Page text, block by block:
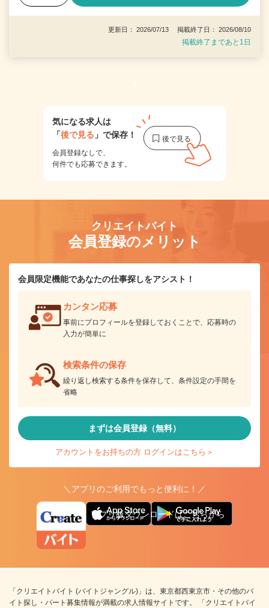
更新日： 2026/07/13 掲載終了日： 2026/08/10
掲載終了まであと1日
1
気になる求人は
「後で見る 」で保存！
会員登録なしで、
何件でも応募できます。
クリエイトバイト
会員登録のメリット
会員限定機能であなたの仕事探しをアシスト！
カンタン応募
事前にプロフィールを登録しておくことで、応募時の
入力が簡単に
検索条件の保存
繰り返し検索する条件を保存して、条件設定の手間を
省略
まずは会員登録（無料）
アカウントをお持ちの方 ログインはこちら＞
＼アプリのご利用でもっと便利に！／
アプリ版ダウンロードはこちらから
「クリエイトバイト (バイトジャングル)」は、東京都西東京市・その他のバ
イト探し・パート募集情報が満載の求人情報サイトです。 「クリエイトバイ